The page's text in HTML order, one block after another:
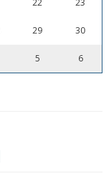
22 23
29 30
5 6